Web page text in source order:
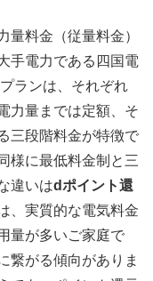
量料金（従量料金）
手電力である四国電
ランは、それぞれ
力量までは定額、そ
三段階料金が特徴で
様に最低料金制と三
違いはdポイント還
、実質的な電気料金
量が多いご家庭で
繋がる傾向がありま